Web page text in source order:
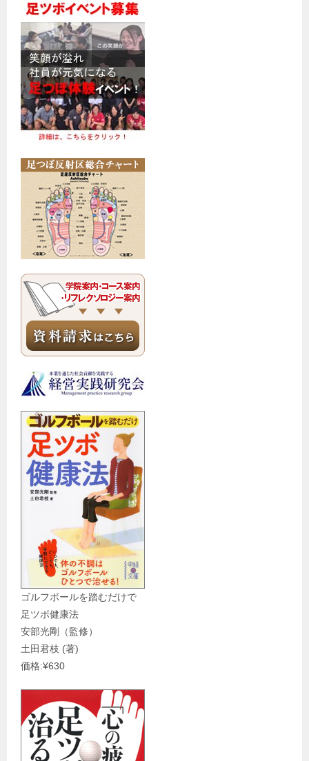
ゴルフボールを踏むだけで
足ツボ健康法
安部光剛（監修）
土田君枝 (著)
価格:¥630